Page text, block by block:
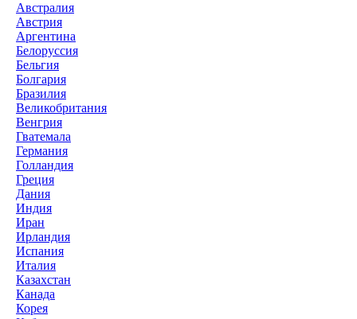
Австралия
Австрия
Аргентина
Белоруссия
Бельгия
Болгария
Бразилия
Великобритания
Венгрия
Гватемала
Германия
Голландия
Греция
Дания
Индия
Иран
Ирландия
Испания
Италия
Казахстан
Канада
Корея